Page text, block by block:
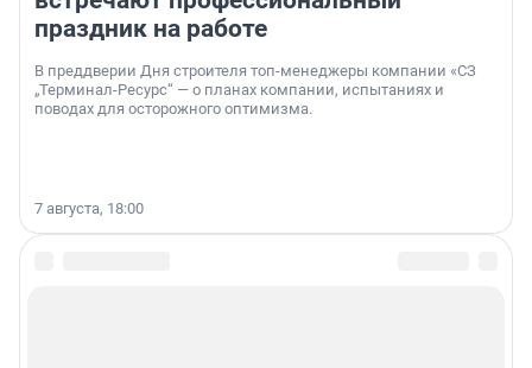
праздник на работе
В преддверии Дня строителя топ-менеджеры компании «СЗ
„Терминал-Ресурс“ — о планах компании, испытаниях и
поводах для осторожного оптимизма.
7 августа, 18:00